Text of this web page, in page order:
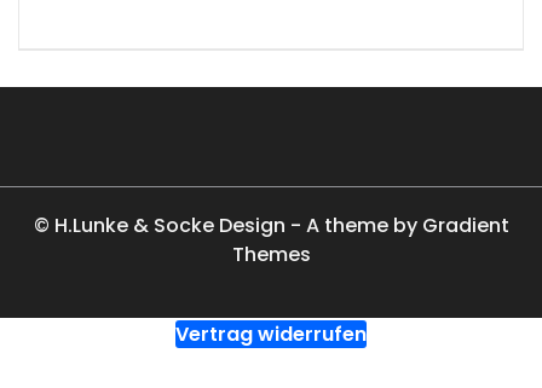
© H.Lunke & Socke Design - A theme by Gradient
Themes
Vertrag widerrufen